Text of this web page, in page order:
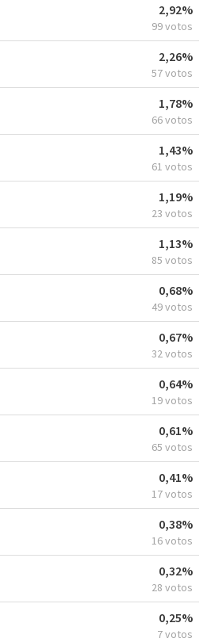
2,92%
99 votos
2,26%
57 votos
1,78%
66 votos
1,43%
61 votos
1,19%
23 votos
1,13%
85 votos
0,68%
49 votos
0,67%
32 votos
0,64%
19 votos
0,61%
65 votos
0,41%
17 votos
0,38%
16 votos
0,32%
28 votos
0,25%
7 votos